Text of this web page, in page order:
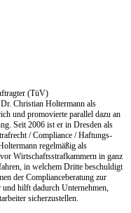
(TüV)
Christian Holtermann als
und promovierte parallel dazu an
Seit 2006 ist er in Dresden als
/ Compliance / Haftungs-
regelmäßig als
Wirtschaftsstrafkammern in ganz
in welchem Dritte beschuldigt
der Complianceberatung zur
hilft dadurch Unternehmen,
sicherzustellen.